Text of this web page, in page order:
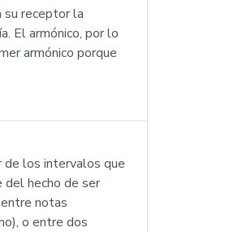
su receptor la
El armónico, por lo
armónico porque
de los intervalos que
del hecho de ser
notas
o entre dos